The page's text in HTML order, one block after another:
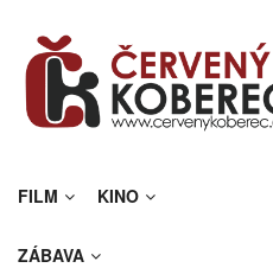
FILM KINO
ZÁBAVA